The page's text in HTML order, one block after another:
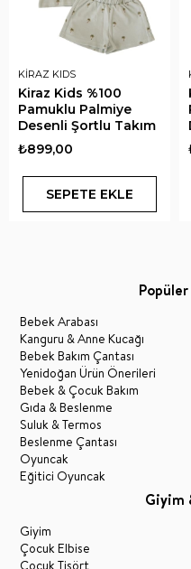
KİRAZ KIDS
Kiraz Kids %100
Pamuklu Palmiye
Desenli Şortlu Takım
₺899,00
SEPETE EKLE
Bebek Arabası
Kanguru & Anne Kucağı
Bebek Bakım Çantası
Yenidoğan Ürün Önerileri
Bebek & Çocuk Bakım
Gıda & Beslenme
Suluk & Termos
Beslenme Çantası
Oyuncak
Eğitici Oyuncak
Giyim
Giyim
Çocuk Elbise
Çocuk Tişört